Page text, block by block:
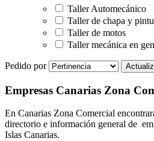
Taller Automecánico
Taller de chapa y
Taller de motos
Taller mecánica en
Pedido por
Empresas Canarias Zona
En Canarias Zona Comercial
directorio e información general de
Islas Canarias.